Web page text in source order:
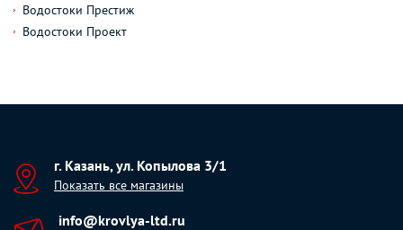
Водостоки Престиж
Водостоки Проект
г. Казань, ул. Копылова 3/1
Показать все магазины
info@krovlya-ltd.ru